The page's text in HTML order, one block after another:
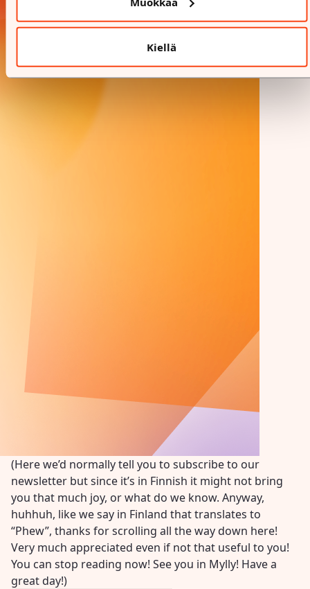
Kiellä
(Here we’d normally tell you to subscribe to our
newsletter but since it’s in Finnish it might not bring
you that much joy, or what do we know. Anyway,
huhhuh, like we say in Finland that translates to
“Phew”, thanks for scrolling all the way down here!
Very much appreciated even if not that useful to you!
You can stop reading now! See you in Mylly! Have a
great day!)